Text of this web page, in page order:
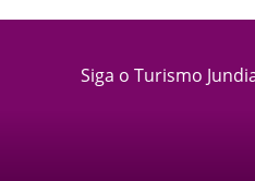
Siga o Turismo